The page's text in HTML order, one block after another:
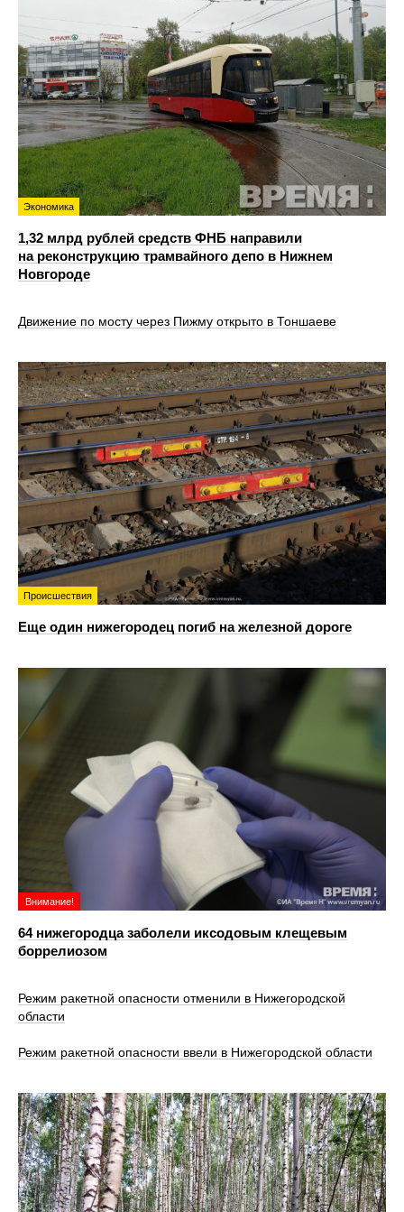
Экономика
1,32 млрд рублей средств ФНБ направили
на реконструкцию трамвайного депо в Нижнем
Новгороде
Движение по мосту через Пижму открыто в Тоншаеве
Происшествия
Еще один нижегородец погиб на железной дороге
Внимание!
64 нижегородца заболели иксодовым клещевым
боррелиозом
Режим ракетной опасности отменили в Нижегородской
области
Режим ракетной опасности ввели в Нижегородской области